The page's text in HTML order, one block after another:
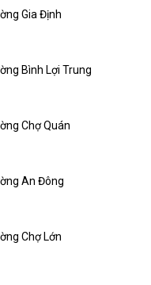
Gia Định
Bình Lợi Trung
Chợ Quán
An Đông
Chợ Lớn